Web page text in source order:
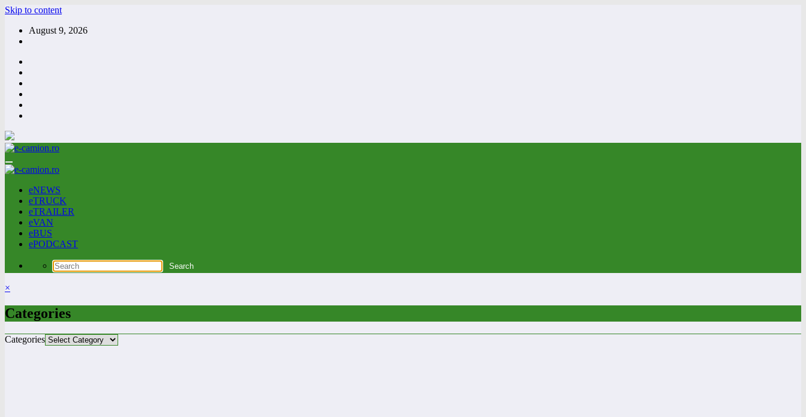
Skip to content
August 9, 2026
eNEWS
eTRUCK
eTRAILER
eVAN
eBUS
ePODCAST
×
Categories
Categories